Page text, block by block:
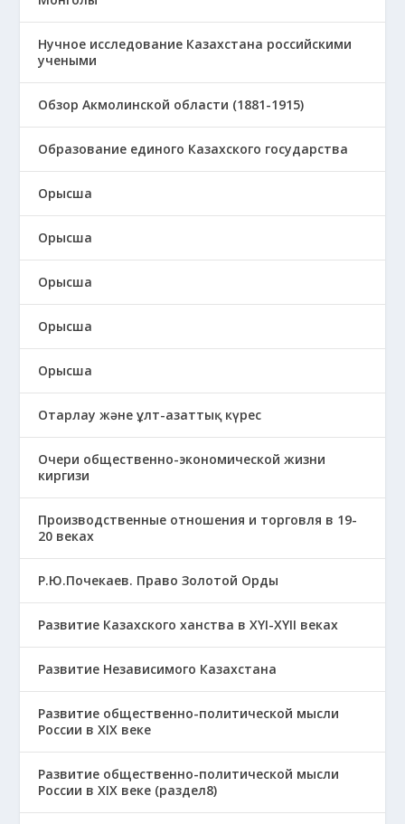
Нучное исследование Казахстана российскими
учеными
Обзор Акмолинской области (1881-1915)
Образование единого Казахского государства
Орысша
Орысша
Орысша
Орысша
Орысша
Отарлау және ұлт-азаттық күрес
Очери общественно-экономической жизни
киргизи
Производственные отношения и торговля в 19-
20 веках
Р.Ю.Почекаев. Право Золотой Орды
Развитие Казахского ханства в ХҮІ-ХҮІІ веках
Развитие Независимого Казахстана
Развитие общественно-политической мысли
России в XIX веке
Развитие общественно-политической мысли
России в XIX веке (раздел8)